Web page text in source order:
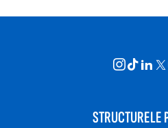
STRUCTURELE